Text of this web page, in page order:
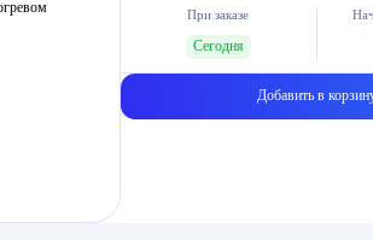
При заказе
Сегодня
Добавить в